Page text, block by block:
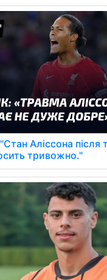
Аліссона після
тривожно."